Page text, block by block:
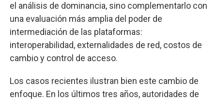
el análisis de dominancia, sino complementarlo con
una evaluación más amplia del poder de
intermediación de las plataformas:
interoperabilidad, externalidades de red, costos de
cambio y control de acceso.
Los casos recientes ilustran bien este cambio de
enfoque. En los últimos tres años, autoridades de